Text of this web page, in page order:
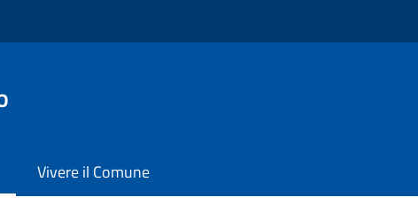
Vivere il Comune